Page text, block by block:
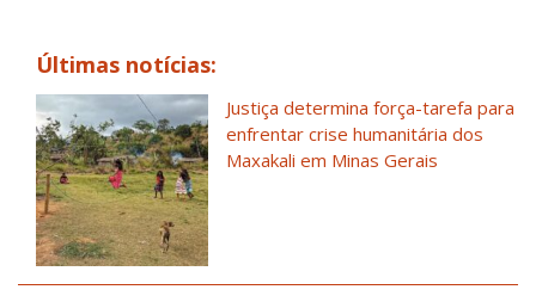
Últimas notícias:
Justiça determina força-tarefa para
enfrentar crise humanitária dos
Maxakali em Minas Gerais